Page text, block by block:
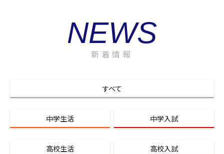
NEWS
新着情報
すべて
中学生活 中学入試
高校生活 高校入試